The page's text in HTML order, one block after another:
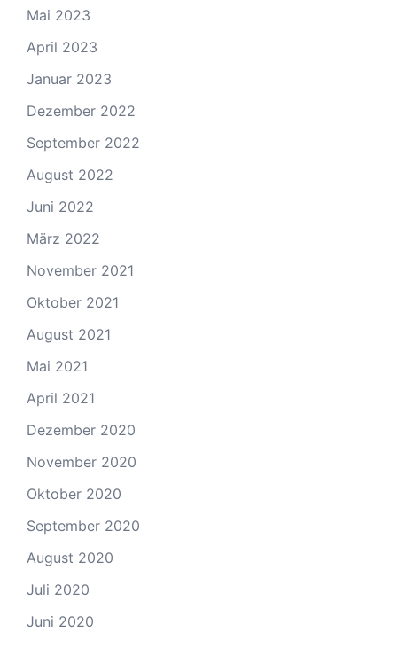
Mai 2023
April 2023
Januar 2023
Dezember 2022
September 2022
August 2022
Juni 2022
März 2022
November 2021
Oktober 2021
August 2021
Mai 2021
April 2021
Dezember 2020
November 2020
Oktober 2020
September 2020
August 2020
Juli 2020
Juni 2020